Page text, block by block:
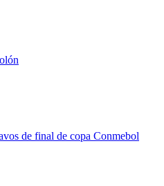
de final de copa Conmebol